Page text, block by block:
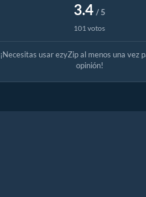
3.4 / 5
101 votos
¡Necesitas usar ezyZip al menos una vez
opinión!